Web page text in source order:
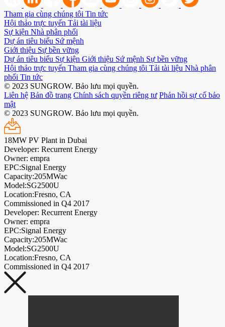
Tham gia cùng chúng tôi Tin tức
Hội thảo trực tuyến Tải tài liệu
Sự kiện Nhà phân phối
Dự án tiêu biểu Sứ mệnh
Giới thiệu Sự bền vững
Dự án tiêu biểu Sự kiện Giới thiệu Sứ mệnh Sự bền vững
Hội thảo trực tuyến Tham gia cùng chúng tôi Tải tài liệu Nhà phân
phối Tin tức
© 2023 SUNGROW. Bảo lưu mọi quyền.
Liên hệ Bản đồ trang Chính sách quyền riêng tư Phản hồi sự cố bảo
mật
© 2023 SUNGROW. Bảo lưu mọi quyền.
18MW PV Plant in Dubai
Developer: Recurrent Energy
Owner: empra
EPC:Signal Energy
Capacity:205MWac
Model:SG2500U
Location:Fresno, CA
Commissioned in Q4 2017
Developer: Recurrent Energy
Owner: empra
EPC:Signal Energy
Capacity:205MWac
Model:SG2500U
Location:Fresno, CA
Commissioned in Q4 2017